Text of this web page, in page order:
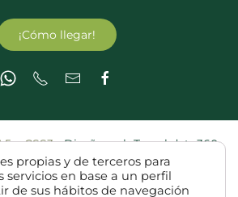
¡Cómo llegar!
y CSS3 -Diseño web Teruel dato360
propias y de terceros para
servicios en base a un perfil
de sus hábitos de navegación